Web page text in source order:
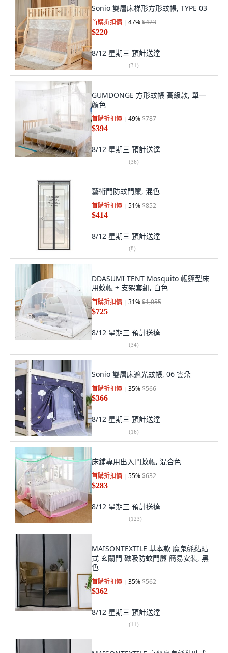
Sonio 雙層床梯形方形蚊帳, TYPE 03
首購折扣價 47%$423
$220
8/12 星期三 預計送達
(31)
GUMDONGE 方形蚊帳 高級款, 單一
顏色
首購折扣價 49%$787
$394
8/12 星期三 預計送達
(36)
藝術門防蚊門簾, 混色
首購折扣價 51%$852
$414
8/12 星期三 預計送達
(8)
DDASUMI TENT Mosquito 帳篷型床
用蚊帳 + 支架套組, 白色
首購折扣價 31%$1,055
$725
8/12 星期三 預計送達
(34)
Sonio 雙層床遮光蚊帳, 06 雲朵
首購折扣價 35%$566
$366
8/12 星期三 預計送達
(16)
床鋪專用出入門蚊帳, 混合色
首購折扣價 55%$632
$283
8/12 星期三 預計送達
(123)
MAISONTEXTILE 基本款 魔鬼氈黏貼
式 玄關門 磁吸防蚊門簾 簡易安裝, 黑
色
首購折扣價 35%$562
$362
8/12 星期三 預計送達
(11)